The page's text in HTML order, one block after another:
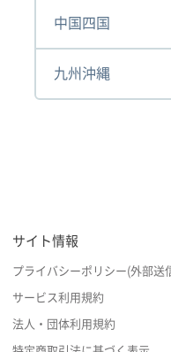
中国四国
九州沖縄
サイト情報
プライバシーポリシー(外部送
サービス利用規約
法人・団体利用規約